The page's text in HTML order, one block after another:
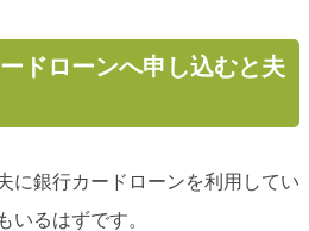
ドローンへ申し込むと夫
に銀行カードローンを利用してい
いるはずです。